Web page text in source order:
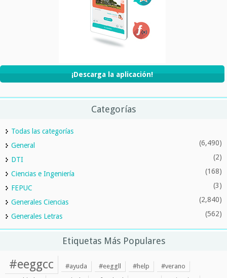
¡Descarga la aplicación!
Categorías
Todas las categorías
General
(6,490)
DTI (2)
Ciencias e Ingeniería (168)
FEPUC (3)
Generales Ciencias (2,840)
Generales Letras (562)
Etiquetas Más Populares
#eeggcc #ayuda #eeggll #help
#verano